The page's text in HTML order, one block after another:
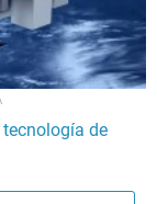
de